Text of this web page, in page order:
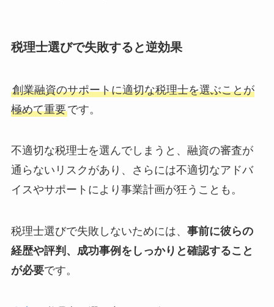
税理士選びで失敗すると逆効果
創業融資のサポートに適切な税理士を選ぶことが
極めて重要です。
不適切な税理士を選んでしまうと、融資の審査が
通らないリスクがあり、さらには不適切なアドバ
イスやサポートにより事業計画が狂うことも。
税理士選びで失敗しないためには、 事前に彼らの
経歴や評判、成功事例をしっかりと確認すること
が必要です。